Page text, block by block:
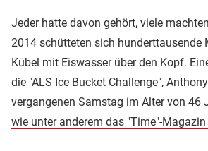
Jeder hatte davon gehört, viele
2014 schütteten sich hunderttausende
Kübel mit Eiswasser über den Kopf.
die "ALS Ice Bucket Challenge",
vergangenen Samstag im Alter von 46
wie unter anderem das "Time"-